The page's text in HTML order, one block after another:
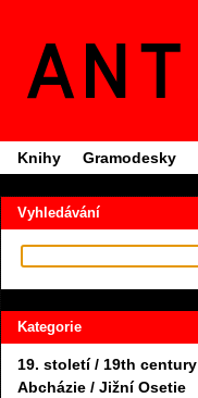
Knihy Gramodesky
Vyhledávání
Kategorie
19. století / 19th century
Abcházie / Jižní Osetie